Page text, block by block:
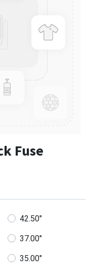
Fuse
42.50"
37.00"
35.00"